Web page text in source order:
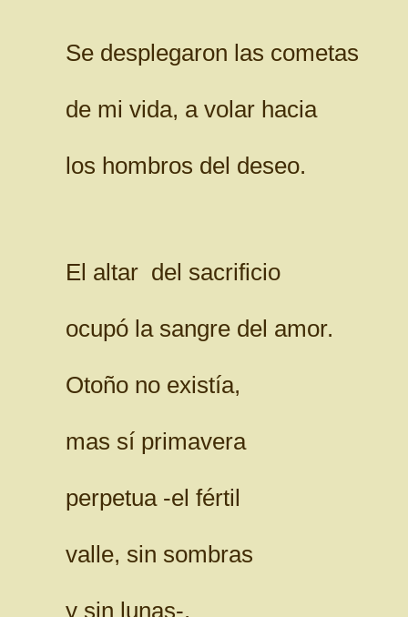
Se desplegaron las cometas
de mi vida, a volar hacia
los hombros del deseo.
El altar del sacrificio
ocupó la sangre del amor.
Otoño no existía,
mas sí primavera
perpetua -el fértil
valle, sin sombras
y sin lunas-.